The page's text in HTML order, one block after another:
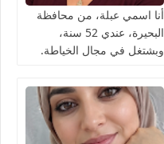
أنا اسمي عبلة، من محافظة
البحيرة، عندي 52 سنة،
وبشتغل في مجال الخياطة.